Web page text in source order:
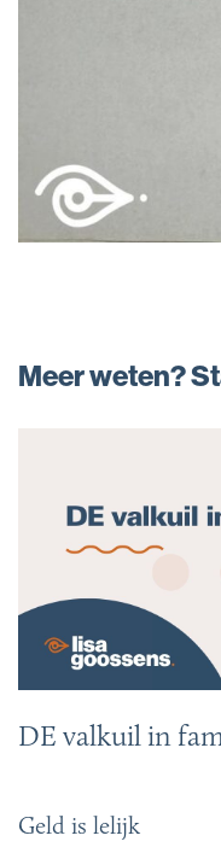
Meer weten?
DE valkuil in
Geld is lelijk